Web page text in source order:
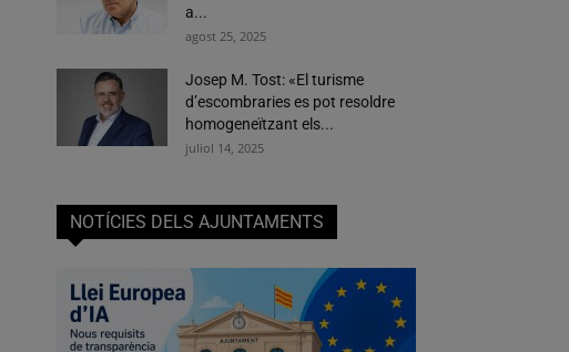
a...
agost 25, 2025
Josep M. Tost: «El turisme
d’escombraries es pot resoldre
homogeneïtzant els...
juliol 14, 2025
NOTÍCIES DELS AJUNTAMENTS